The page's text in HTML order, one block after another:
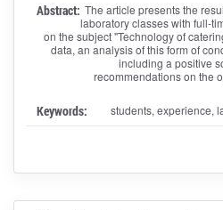
Abstract: The article presents the
laboratory classes with full-
on the subject "Technology of
data, an analysis of this form of
including a positive
recommendations on the
Keywords: students, experience,